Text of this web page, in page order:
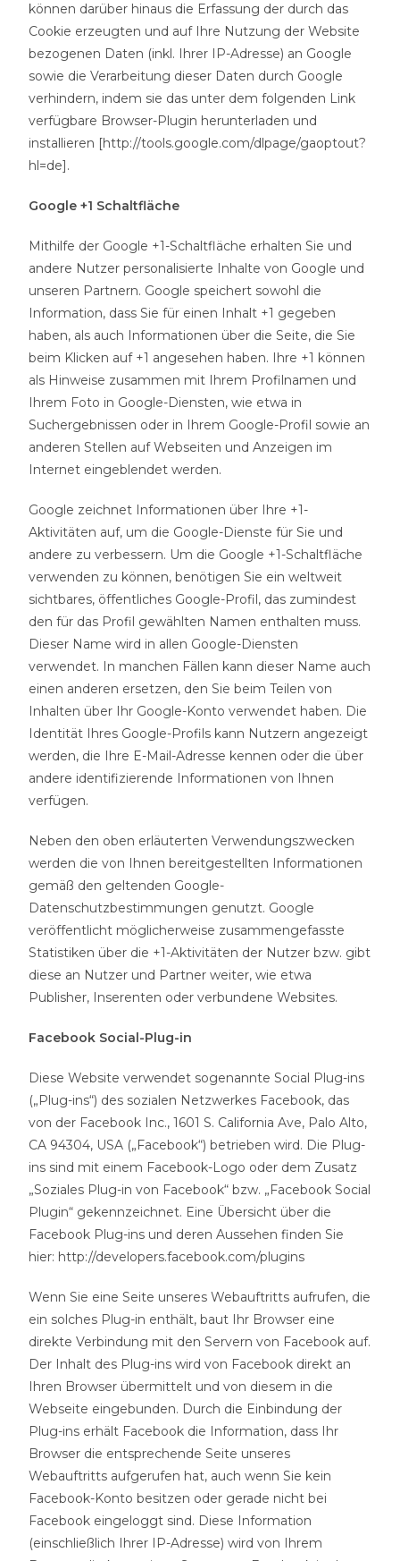
können darüber hinaus die Erfassung der durch das
Cookie erzeugten und auf Ihre Nutzung der Website
bezogenen Daten (inkl. Ihrer IP-Adresse) an Google
sowie die Verarbeitung dieser Daten durch Google
verhindern, indem sie das unter dem folgenden Link
verfügbare Browser-Plugin herunterladen und
installieren [http://tools.google.com/dlpage/gaoptout?
hl=de].
Google +1 Schaltfläche
Mithilfe der Google +1-Schaltfläche erhalten Sie und
andere Nutzer personalisierte Inhalte von Google und
unseren Partnern. Google speichert sowohl die
Information, dass Sie für einen Inhalt +1 gegeben
haben, als auch Informationen über die Seite, die Sie
beim Klicken auf +1 angesehen haben. Ihre +1 können
als Hinweise zusammen mit Ihrem Profilnamen und
Ihrem Foto in Google-Diensten, wie etwa in
Suchergebnissen oder in Ihrem Google-Profil sowie an
anderen Stellen auf Webseiten und Anzeigen im
Internet eingeblendet werden.
Google zeichnet Informationen über Ihre +1-
Aktivitäten auf, um die Google-Dienste für Sie und
andere zu verbessern. Um die Google +1-Schaltfläche
verwenden zu können, benötigen Sie ein weltweit
sichtbares, öffentliches Google-Profil, das zumindest
den für das Profil gewählten Namen enthalten muss.
Dieser Name wird in allen Google-Diensten
verwendet. In manchen Fällen kann dieser Name auch
einen anderen ersetzen, den Sie beim Teilen von
Inhalten über Ihr Google-Konto verwendet haben. Die
Identität Ihres Google-Profils kann Nutzern angezeigt
werden, die Ihre E-Mail-Adresse kennen oder die über
andere identifizierende Informationen von Ihnen
verfügen.
Neben den oben erläuterten Verwendungszwecken
werden die von Ihnen bereitgestellten Informationen
gemäß den geltenden Google-
Datenschutzbestimmungen genutzt. Google
veröffentlicht möglicherweise zusammengefasste
Statistiken über die +1-Aktivitäten der Nutzer bzw. gibt
diese an Nutzer und Partner weiter, wie etwa
Publisher, Inserenten oder verbundene Websites.
Facebook Social-Plug-in
Diese Website verwendet sogenannte Social Plug-ins
(„Plug-ins“) des sozialen Netzwerkes Facebook, das
von der Facebook Inc., 1601 S. California Ave, Palo Alto,
CA 94304, USA („Facebook“) betrieben wird. Die Plug-
ins sind mit einem Facebook-Logo oder dem Zusatz
„Soziales Plug-in von Facebook“ bzw. „Facebook Social
Plugin“ gekennzeichnet. Eine Übersicht über die
Facebook Plug-ins und deren Aussehen finden Sie
hier: http://developers.facebook.com/plugins
Wenn Sie eine Seite unseres Webauftritts aufrufen, die
ein solches Plug-in enthält, baut Ihr Browser eine
direkte Verbindung mit den Servern von Facebook auf.
Der Inhalt des Plug-ins wird von Facebook direkt an
Ihren Browser übermittelt und von diesem in die
Webseite eingebunden. Durch die Einbindung der
Plug-ins erhält Facebook die Information, dass Ihr
Browser die entsprechende Seite unseres
Webauftritts aufgerufen hat, auch wenn Sie kein
Facebook-Konto besitzen oder gerade nicht bei
Facebook eingeloggt sind. Diese Information
(einschließlich Ihrer IP-Adresse) wird von Ihrem